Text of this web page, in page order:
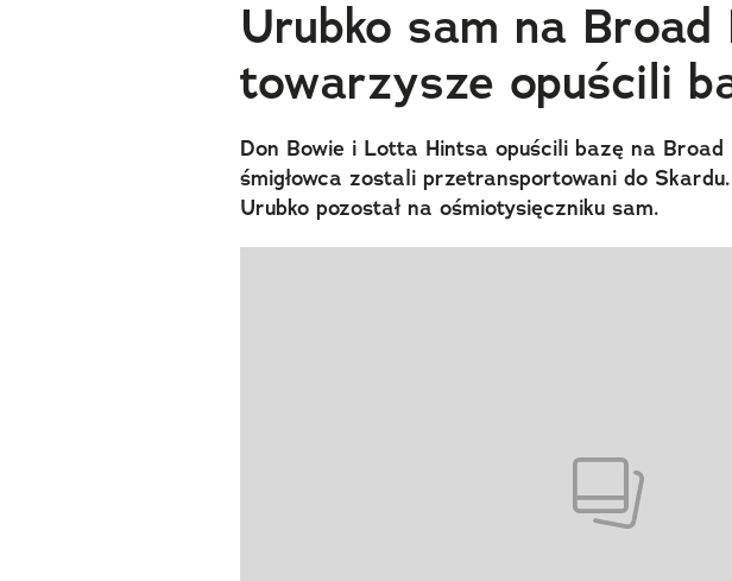
Urubko sam na Broad
towarzysze opuścili
Don Bowie i Lotta Hintsa opuścili bazę na Broad
śmigłowca zostali przetransportowani do
Urubko pozostał na ośmiotysięczniku sam.